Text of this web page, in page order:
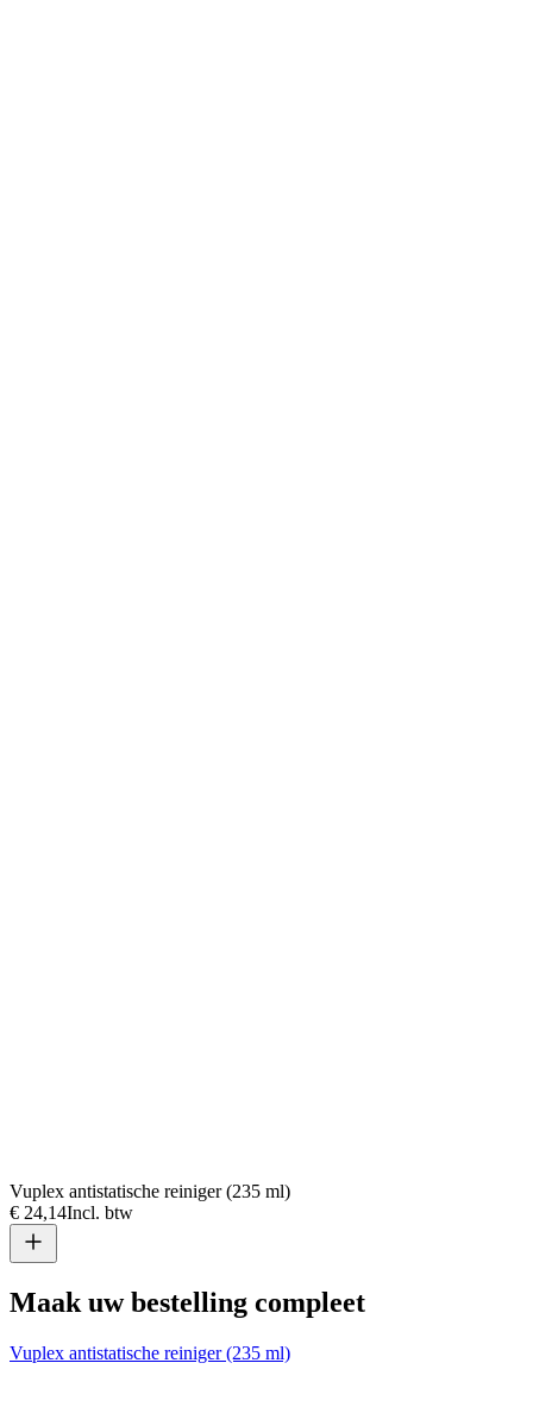
Vuplex antistatische reiniger (235 ml)
€ 24,14Incl. btw
Maak uw bestelling compleet
Vuplex antistatische reiniger (235 ml)